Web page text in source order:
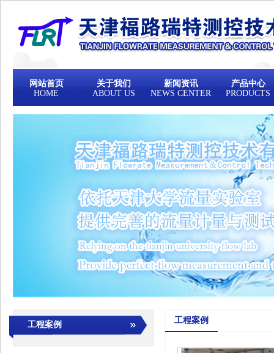
网站首页
HOME
关于我们
ABOUT US
新闻资讯
NEWS CENTER
产品中心
PRODUCTS
工程案例 工程案例